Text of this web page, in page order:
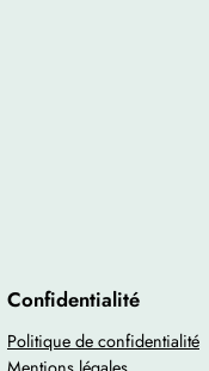
Confidentialité
Politique de confidentialité